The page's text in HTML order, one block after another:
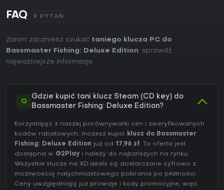
FAQ 9 PYTAŃ
Zanim zaczniesz szukać taniego klucza PC do
Bassmaster Fishing: Deluxe Edition, sprawdź
najważniejsze informacje.
Q
Gdzie kupić tani klucz Steam (CD key) do
Bassmaster Fishing: Deluxe Edition?
Korzystając z naszej porównywarki cen i zweryfikowanych
kodów rabatowych, możesz kupić klucz do Bassmaster
Fishing: Deluxe Edition już od 17,96 zł. Ta oferta jest
dostępna w G2Play i należy do najtańszych na rynku.
Wszystkie klucze na XD.deals są dostarczane cyfrowo z
możliwością natychmiastowego pobrania po płatności.
Ceny uwzględniają już prowizje i kody promocyjne, więc